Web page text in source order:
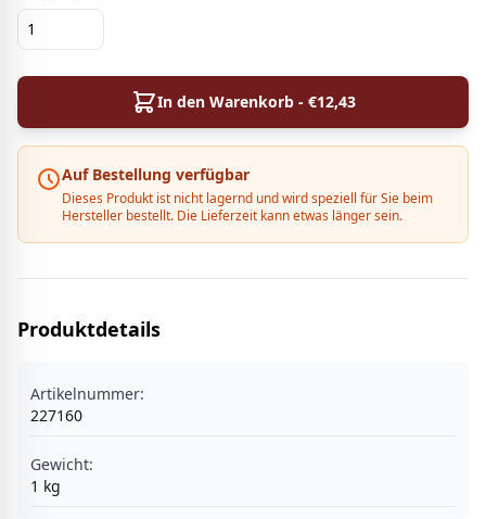
In den Warenkorb - €12,43
Auf Bestellung verfügbar
Dieses Produkt ist nicht lagernd und wird speziell für Sie beim
Hersteller bestellt. Die Lieferzeit kann etwas länger sein.
Produktdetails
Artikelnummer:
227160
Gewicht:
1 kg